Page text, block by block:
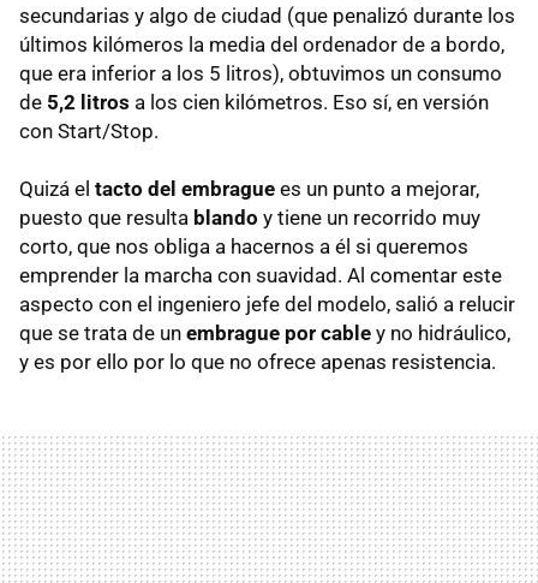
secundarias y algo de ciudad (que penalizó durante los
últimos kilómeros la media del ordenador de a bordo,
que era inferior a los 5 litros), obtuvimos un consumo
de 5,2 litros a los cien kilómetros. Eso sí, en versión
con Start/Stop.
Quizá el tacto del embrague es un punto a mejorar,
puesto que resulta blando y tiene un recorrido muy
corto, que nos obliga a hacernos a él si queremos
emprender la marcha con suavidad. Al comentar este
aspecto con el ingeniero jefe del modelo, salió a relucir
que se trata de un embrague por cable y no hidráulico,
y es por ello por lo que no ofrece apenas resistencia.